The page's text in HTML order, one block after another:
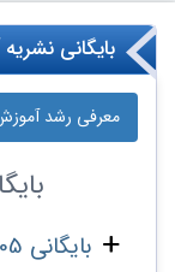
بایگانی نشریه
معرفی رشد
بایگانی 1405